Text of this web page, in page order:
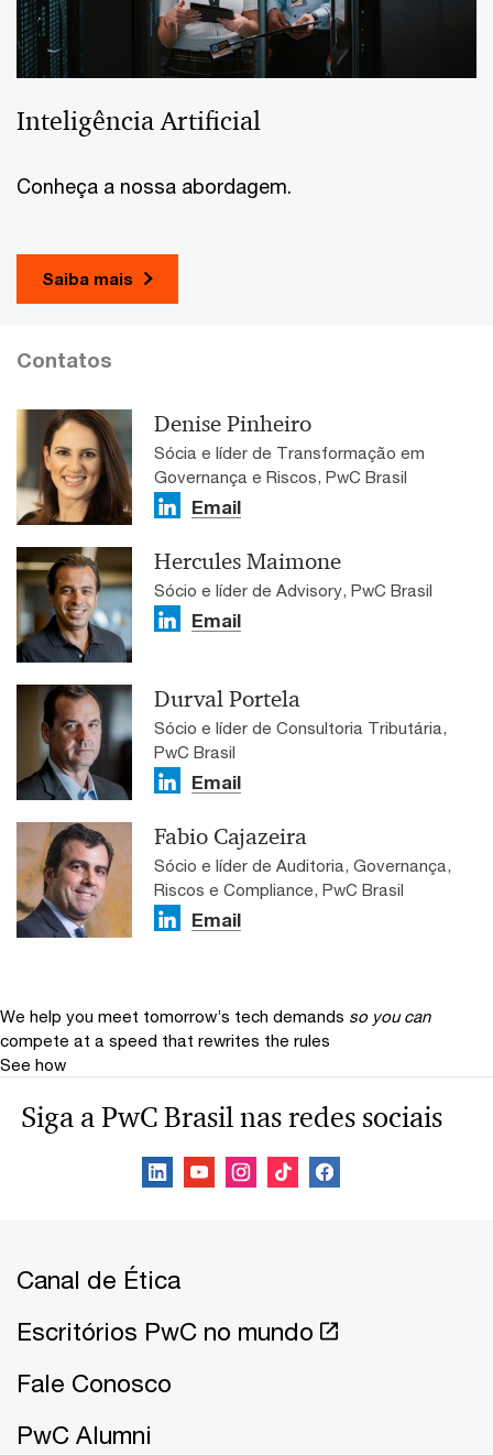
Inteligência Artificial
Conheça a nossa abordagem.
Saiba mais
Contatos
Denise Pinheiro
Sócia e líder de Transformação em
Governança e Riscos, PwC Brasil
Email
Hercules Maimone
Sócio e líder de Advisory, PwC Brasil
Email
Durval Portela
Sócio e líder de Consultoria Tributária,
PwC Brasil
Email
Fabio Cajazeira
Sócio e líder de Auditoria, Governança,
Riscos e Compliance, PwC Brasil
Email
We help you meet tomorrow’s tech demands so you can
compete at a speed that rewrites the rules
See how
Siga a PwC Brasil nas redes sociais
Canal de Ética
Escritórios PwC no mundo
Fale Conosco
PwC Alumni